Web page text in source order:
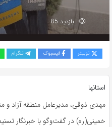
بازدید 85
توییتر فیسبوک تلگرام
استانها
مهدی ذوقی، مدیرعامل منطقه آزاد و
خمینی(ره) در گفت‌وگو با خبرنگار